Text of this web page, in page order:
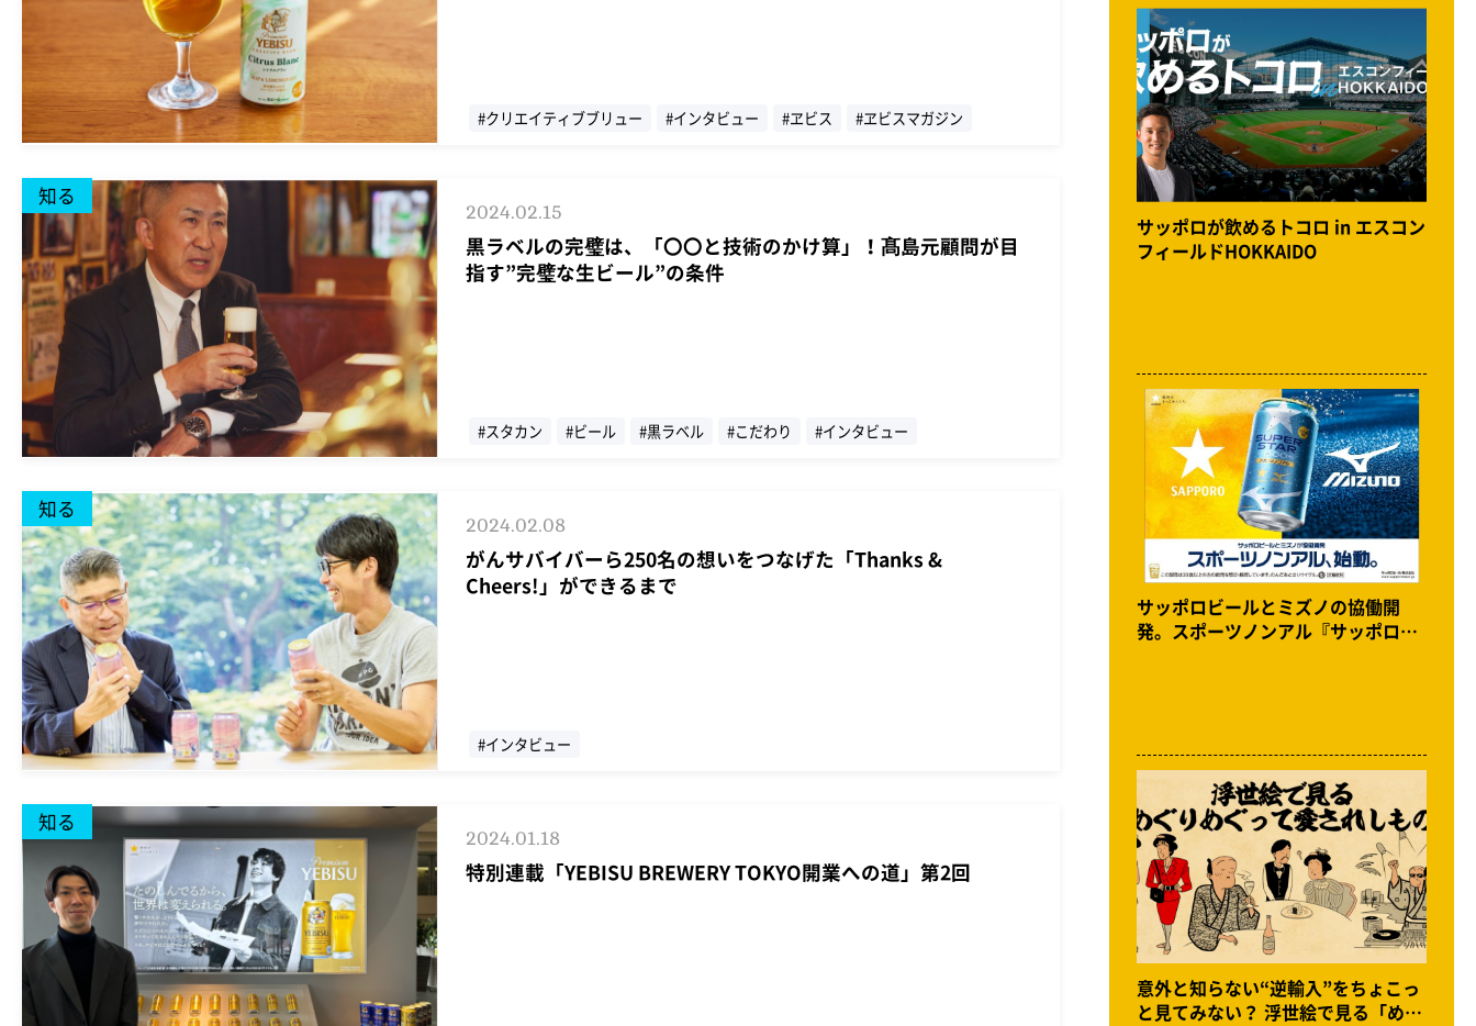
#クリエイティブブリュー #インタビュー #ヱビス #ヱビスマガジン
知る
2024.02.15
黒ラベルの完璧は、「〇〇と技術のかけ算」！髙島元顧問が目
指す”完璧な生ビール”の条件
#スタカン #ビール #黒ラベル #こだわり #インタビュー
知る
2024.02.08
がんサバイバーら250名の想いをつなげた「Thanks &
Cheers!」ができるまで
#インタビュー
知る
2024.01.18
特別連載「YEBISU BREWERY TOKYO開業への道」第2回
サッポロが飲めるトコロ in エスコン
フィールドHOKKAIDO
サッポロビールとミズノの協働開
発。スポーツノンアル『サッポロ
意外と知らない“逆輸入”をちょこっ
と見てみない？ 浮世絵で見る「めぐ